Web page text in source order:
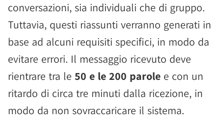
conversazioni, sia individuali che di gruppo.
Tuttavia, questi riassunti verranno generati in
base ad alcuni requisiti specifici, in modo da
evitare errori. Il messaggio ricevuto deve
rientrare tra le 50 e le 200 parole e con un
ritardo di circa tre minuti dalla ricezione, in
modo da non sovraccaricare il sistema.